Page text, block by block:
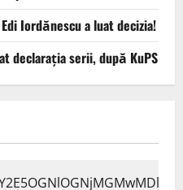
Iordănescu a luat decizia!
declarația serii, după KuPS